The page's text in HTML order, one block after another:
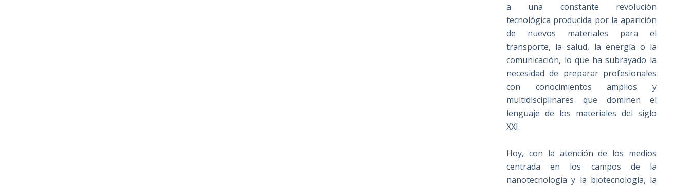
a una constante revolución
tecnológica producida por la aparición
de nuevos materiales para el
transporte, la salud, la energía o la
comunicación, lo que ha subrayado la
necesidad de preparar profesionales
con conocimientos amplios y
multidisciplinares que dominen el
lenguaje de los materiales del siglo
XXI.
Hoy, con la atención de los medios
centrada en los campos de la
nanotecnología y la biotecnología, la